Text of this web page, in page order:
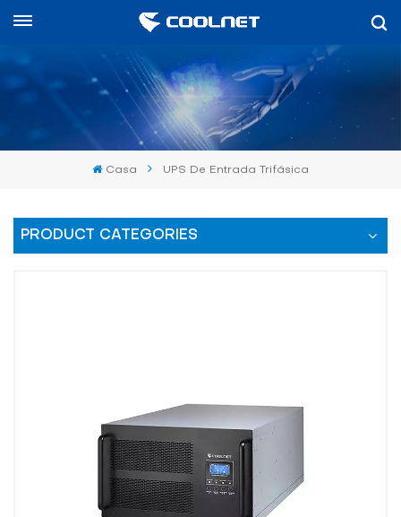
Casa UPS De Entrada Trifásica
PRODUCT CATEGORIES